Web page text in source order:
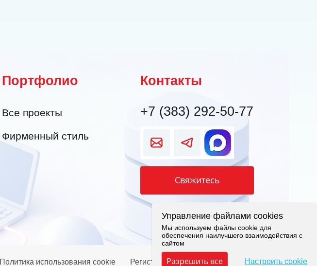
Портфолио
Все проекты
Фирменный стиль
Контакты
+7 (383) 292-50-77
Свяжитесь
Политика использования cookie Регистрация в Роскомнадзор
Управление файлами cookies
Мы используем файлы cookie для
обеспечения наилучшего взаимодействия с
сайтом
Разрешить все Настроить cookie